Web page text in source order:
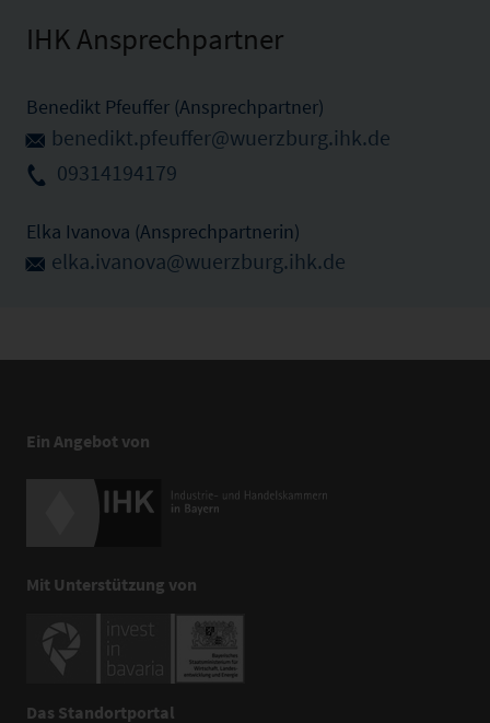
IHK Ansprechpartner
Benedikt Pfeuffer (Ansprechpartner)
benedikt.pfeuffer@wuerzburg.ihk.de
09314194179
Elka Ivanova (Ansprechpartnerin)
elka.ivanova@wuerzburg.ihk.de
Ein Angebot von
Mit Unterstützung von
Das Standortportal